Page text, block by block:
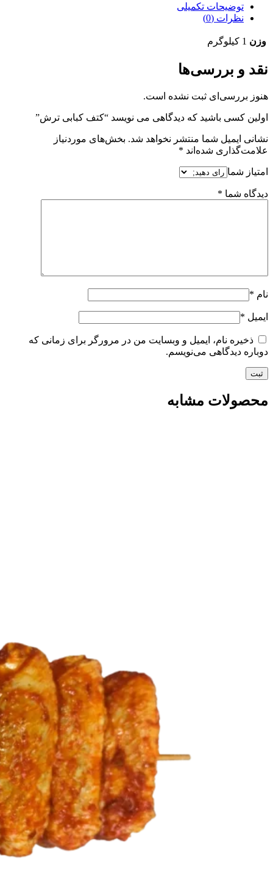
توضیحات تکمیلی
نظرات (0)
وزن 1 کیلوگرم
نقد و بررسی‌ها
هنوز بررسی‌ای ثبت نشده است.
اولین کسی باشید که دیدگاهی می نویسد “کتف کبابی ترش”
نشانی ایمیل شما منتشر نخواهد شد. بخش‌های موردنیاز
علامت‌گذاری شده‌اند *
امتیاز شما
دیدگاه شما *
نام *
ایمیل *
ذخیره نام، ایمیل و وبسایت من در مرورگر برای زمانی که
دوباره دیدگاهی می‌نویسم.
محصولات مشابه